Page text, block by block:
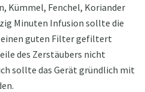
Kümmel, Fenchel, Koriander
Minuten Infusion sollte die
guten Filter gefiltert
des Zerstäubers nicht
sollte das Gerät gründlich mit